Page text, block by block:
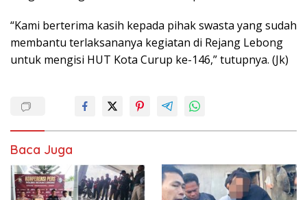
“Kami berterima kasih kepada pihak swasta yang sudah
membantu terlaksananya kegiatan di Rejang Lebong
untuk mengisi HUT Kota Curup ke-146,” tutupnya. (Jk)
Baca Juga